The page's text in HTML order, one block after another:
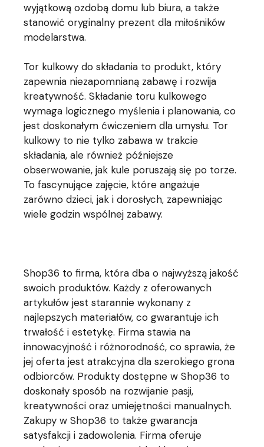
wyjątkową ozdobą domu lub biura, a także
stanowić oryginalny prezent dla miłośników
modelarstwa.
Tor kulkowy do składania to produkt, który
zapewnia niezapomnianą zabawę i rozwija
kreatywność. Składanie toru kulkowego
wymaga logicznego myślenia i planowania, co
jest doskonałym ćwiczeniem dla umysłu. Tor
kulkowy to nie tylko zabawa w trakcie
składania, ale również późniejsze
obserwowanie, jak kule poruszają się po torze.
To fascynujące zajęcie, które angażuje
zarówno dzieci, jak i dorosłych, zapewniając
wiele godzin wspólnej zabawy.
Shop36 to firma, która dba o najwyższą jakość
swoich produktów. Każdy z oferowanych
artykułów jest starannie wykonany z
najlepszych materiałów, co gwarantuje ich
trwałość i estetykę. Firma stawia na
innowacyjność i różnorodność, co sprawia, że
jej oferta jest atrakcyjna dla szerokiego grona
odbiorców. Produkty dostępne w Shop36 to
doskonały sposób na rozwijanie pasji,
kreatywności oraz umiejętności manualnych.
Zakupy w Shop36 to także gwarancja
satysfakcji i zadowolenia. Firma oferuje